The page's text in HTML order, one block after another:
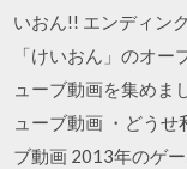
いおん!! エンディン
「けいおん」のオ
ューブ動画を集めま
ューブ動画 ・どう
ブ動画 2013年のゲ